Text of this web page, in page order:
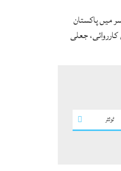
میں پاکستان
جعلی
ٹوئٹر